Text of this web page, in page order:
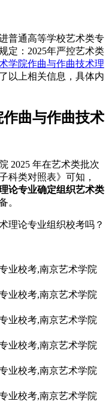
普通高等学校艺术类专
定：2025年严控艺术类
学院作曲与作曲技术理
以上相关信息，具体内
作曲与作曲技术
2025 年在艺术类批次
科类对照表》可知，
论专业确定组织艺术类
。